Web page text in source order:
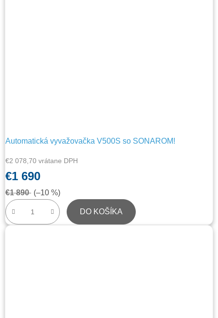
Automatická vyvažovačka V500S so SONAROM!
€2 078,70 vrátane DPH
€1 690
€1 890 (–10 %)
DO KOŠÍKA